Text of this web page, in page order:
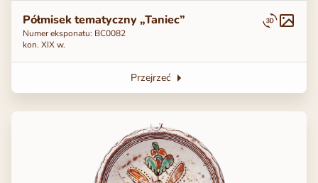
Półmisek tematyczny „Taniec”
Numer eksponatu: BC0082
kon. XIX w.
Przejrzeć